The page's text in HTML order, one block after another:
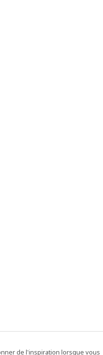
de l'inspiration lorsque vous